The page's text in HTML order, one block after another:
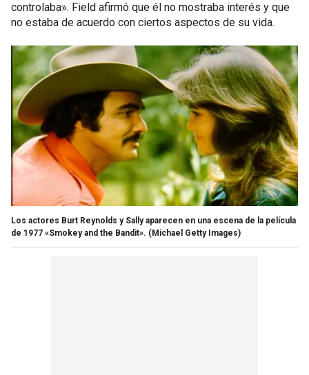
controlaba». Field afirmó que él no mostraba interés y que
no estaba de acuerdo con ciertos aspectos de su vida.
Los actores Burt Reynolds y Sally aparecen en una escena de la película
de 1977 «Smokey and the Bandit». (Michael Getty Images)